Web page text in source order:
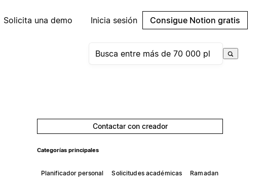
Solicita una demo Inicia sesión Consigue Notion gratis
Contactar con creador
Categorías principales
Planificador personal Solicitudes académicas Ramadan